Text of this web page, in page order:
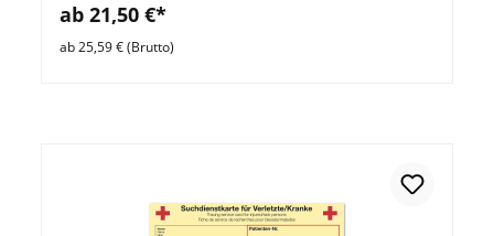
ab 21,50 €*
ab 25,59 € (Brutto)